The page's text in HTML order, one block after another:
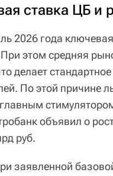
ставка ЦБ и
2026 года
этом средняя
делает
По этой причине
объявил о
руб.
заявленной